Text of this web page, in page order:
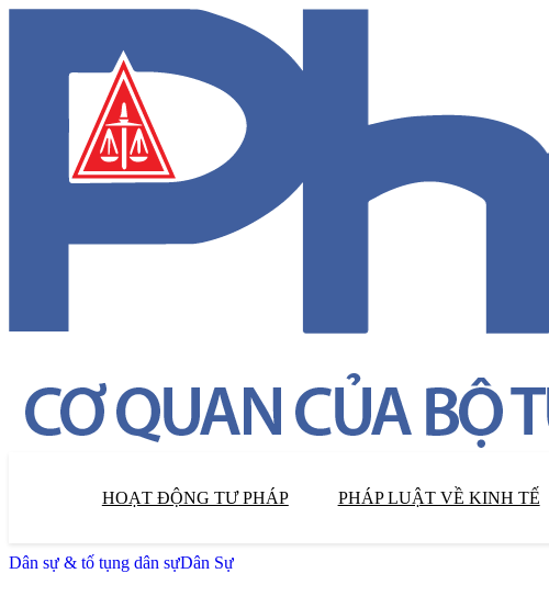
HOẠT ĐỘNG TƯ PHÁP PHÁP LUẬT VỀ KINH TẾ
Dân sự & tố tụng dân sựDân Sự